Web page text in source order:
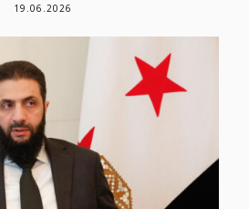
19.06.2026